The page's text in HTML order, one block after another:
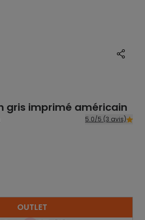
gris imprimé américain
5.0/5 (3 avis)
OUTLET